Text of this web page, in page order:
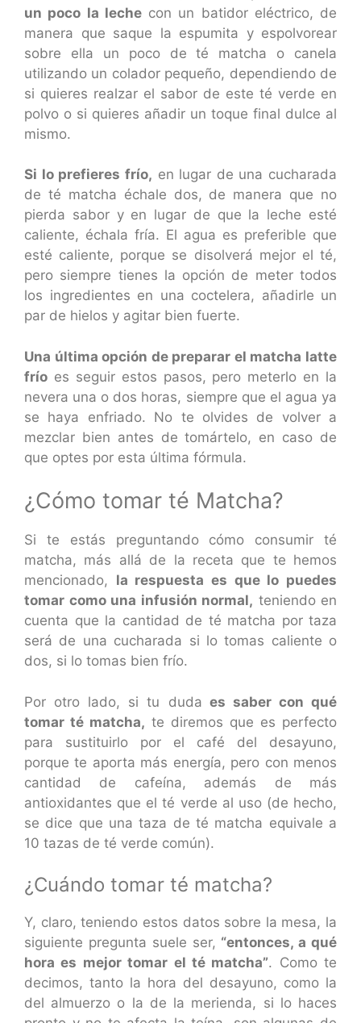
un poco la lechecon un batidor eléctrico, de
manera que saque la espumita y espolvorear
sobre ella un poco de té matcha o canela
utilizando un colador pequeño, dependiendo de
si quieres realzar el sabor de este té verde en
polvo o si quieres añadir un toque final dulce al
mismo.
Si lo prefieres frío, en lugar de una cucharada
de té matcha échale dos, de manera que no
pierda sabor y en lugar de que la leche esté
caliente, échala fría. El agua es preferible que
esté caliente, porque se disolverá mejor el té,
pero siempre tienes la opción de meter todos
los ingredientes en una coctelera, añadirle un
par de hielos y agitar bien fuerte.
Una última opción de preparar el matcha latte
frío es seguir estos pasos, pero meterlo en la
nevera una o dos horas, siempre que el agua ya
se haya enfriado. No te olvides de volver a
mezclar bien antes de tomártelo, en caso de
que optes por esta última fórmula.
¿Cómo tomar té Matcha?
Si te estás preguntando cómo consumir té
matcha, más allá de la receta que te hemos
mencionado, la respuesta es que lo puedes
tomar como una infusión normal, teniendo en
cuenta que la cantidad de té matcha por taza
será de una cucharada si lo tomas caliente o
dos, si lo tomas bien frío.
Por otro lado, si tu duda es saber con qué
tomar té matcha, te diremos que es perfecto
para sustituirlo por el café del desayuno,
porque te aporta más energía, pero con menos
cantidad de cafeína, además de más
antioxidantes que el té verde al uso (de hecho,
se dice que una taza de té matcha equivale a
10 tazas de té verde común).
¿Cuándo tomar té matcha?
Y, claro, teniendo estos datos sobre la mesa, la
siguiente pregunta suele ser, “entonces, a qué
hora es mejor tomar el té matcha”. Como te
decimos, tanto la hora del desayuno, como la
del almuerzo o la de la merienda, si lo haces